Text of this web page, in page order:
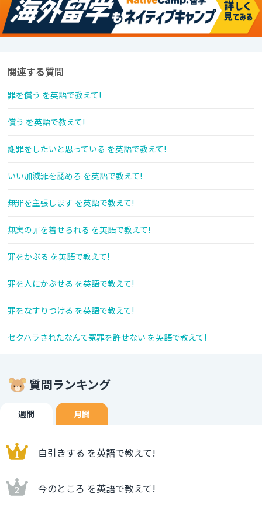
関連する質問
罪を償う を英語で教えて!
償う を英語で教えて!
謝罪をしたいと思っている を英語で教えて!
いい加減罪を認めろ を英語で教えて!
無罪を主張します を英語で教えて!
無実の罪を着せられる を英語で教えて!
罪をかぶる を英語で教えて!
罪を人にかぶせる を英語で教えて!
罪をなすりつける を英語で教えて!
セクハラされたなんて冤罪を許せない を英語で教えて!
質問ランキング
週間 月間
自引きする を英語で教えて!
今のところ を英語で教えて!